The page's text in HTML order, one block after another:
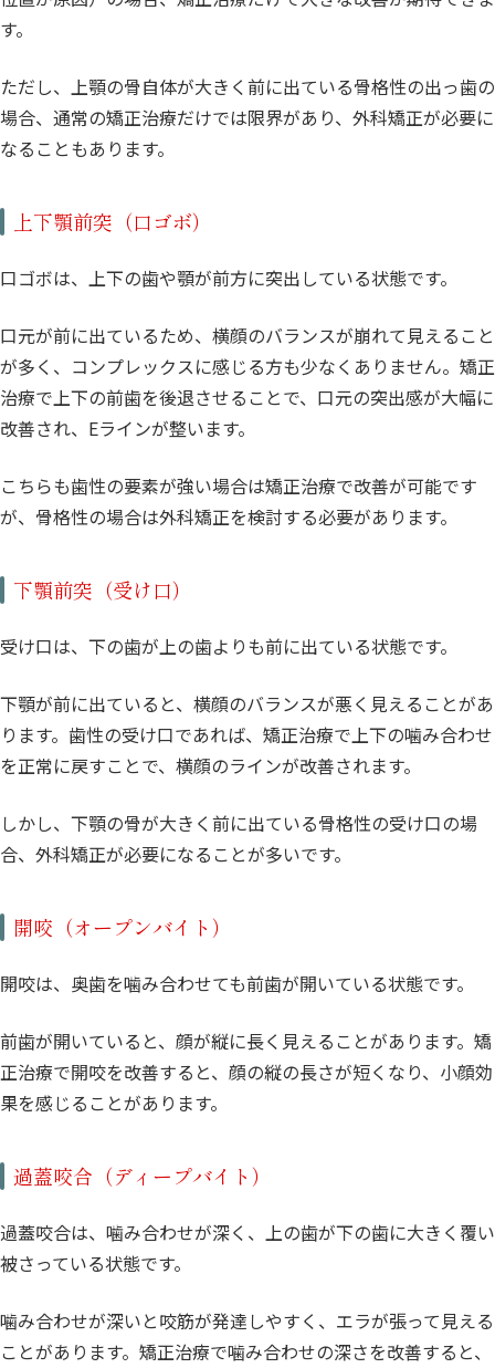
す。
ただし、上顎の骨自体が大きく前に出ている骨格性の出っ歯の
場合、通常の矯正治療だけでは限界があり、外科矯正が必要に
なることもあります。
上下顎前突（口ゴボ）
口ゴボは、上下の歯や顎が前方に突出している状態です。
口元が前に出ているため、横顔のバランスが崩れて見えること
が多く、コンプレックスに感じる方も少なくありません。矯正
治療で上下の前歯を後退させることで、口元の突出感が大幅に
改善され、Eラインが整います。
こちらも歯性の要素が強い場合は矯正治療で改善が可能です
が、骨格性の場合は外科矯正を検討する必要があります。
下顎前突（受け口）
受け口は、下の歯が上の歯よりも前に出ている状態です。
下顎が前に出ていると、横顔のバランスが悪く見えることがあ
ります。歯性の受け口であれば、矯正治療で上下の噛み合わせ
を正常に戻すことで、横顔のラインが改善されます。
しかし、下顎の骨が大きく前に出ている骨格性の受け口の場
合、外科矯正が必要になることが多いです。
開咬（オープンバイト）
開咬は、奥歯を噛み合わせても前歯が開いている状態です。
前歯が開いていると、顔が縦に長く見えることがあります。矯
正治療で開咬を改善すると、顔の縦の長さが短くなり、小顔効
果を感じることがあります。
過蓋咬合（ディープバイト）
過蓋咬合は、噛み合わせが深く、上の歯が下の歯に大きく覆い
被さっている状態です。
噛み合わせが深いと咬筋が発達しやすく、エラが張って見える
ことがあります。矯正治療で噛み合わせの深さを改善すると、